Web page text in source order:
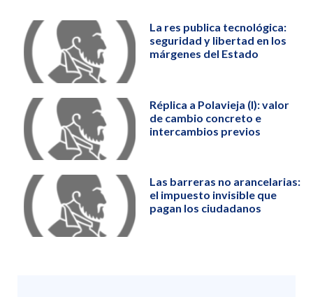
La res publica tecnológica:
seguridad y libertad en los
márgenes del Estado
Réplica a Polavieja (I): valor
de cambio concreto e
intercambios previos
Las barreras no arancelarias:
el impuesto invisible que
pagan los ciudadanos